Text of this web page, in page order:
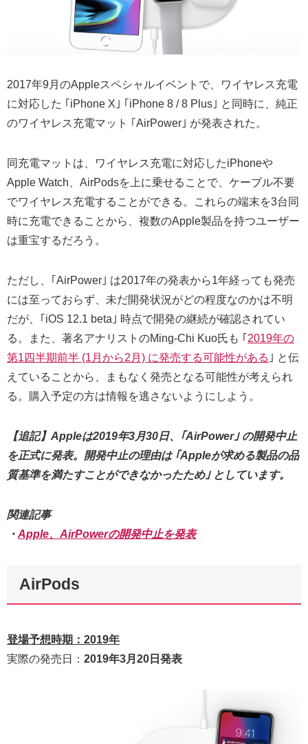
2017年9月のAppleスペシャルイベントで、ワイヤレス充電
に対応した ｢iPhone X｣ ｢iPhone 8 / 8 Plus｣ と同時に、純正
のワイヤレス充電マット ｢AirPower｣ が発表された。
同充電マットは、ワイヤレス充電に対応したiPhoneや
Apple Watch、AirPodsを上に乗せることで、ケーブル不要
でワイヤレス充電することができる。これらの端末を3台同
時に充電できることから、複数のApple製品を持つユーザー
は重宝するだろう。
ただし、｢AirPower｣ は2017年の発表から1年経っても発売
には至っておらず、未だ開発状況がどの程度なのかは不明
だが、｢iOS 12.1 beta｣ 時点で開発の継続が確認されてい
る。また、著名アナリストのMing-Chi Kuo氏も ｢ 2019年の
第1四半期前半 (1月から2月) に発売する可能性がある ｣ と伝
えていることから、まもなく発売となる可能性が考えられ
る。購入予定の方は情報を逃さないようにしよう。
【追記】Appleは2019年3月30日、｢AirPower｣ の開発中止
を正式に発表。開発中止の理由は ｢Appleが求める製品の品
質基準を満たすことができなかったため｣ としています。
関連記事
・ Apple、AirPowerの開発中止を発表
AirPods
登場予想時期：2019年
実際の発売日： 2019年3月20日発表